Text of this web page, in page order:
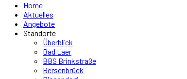
Home
Aktuelles
Angebote
Standorte
Überblick
Bad Laer
BBS Brinkstraße
Bersenbrück